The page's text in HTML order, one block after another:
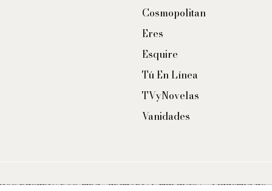
Cosmopolitan
Eres
Esquire
Tú En Línea
TVyNovelas
Vanidades
RESERVADOS. TBG - EDITORIAL TELEVISA -